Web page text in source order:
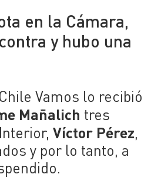
en la Cámara,
y hubo una
Vamos lo recibió
Mañalich tres
Víctor Pérez,
y por lo tanto, a